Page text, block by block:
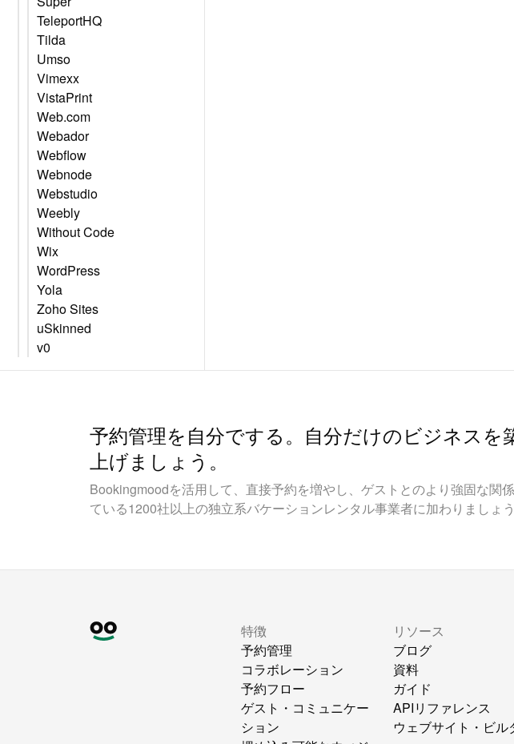
TeleportHQ
Tilda
Umso
Vimexx
VistaPrint
Web.com
Webador
Webflow
Webnode
Webstudio
Weebly
Without Code
Wix
WordPress
Yola
Zoho Sites
uSkinned
v0
予約管理を自分でする。自分だけのビジネスを
上げましょう。
Bookingmoodを活用して、直接予約を増やし、ゲストとのより強固な関
ている1200社以上の独立系バケーションレンタル事業者に加わりましょう
特徴
予約管理
コラボレーション
予約フロー
ゲスト・コミュニケー
ション
リソース
ブログ
資料
ガイド
APIリファレンス
ウェブサイト・ビル